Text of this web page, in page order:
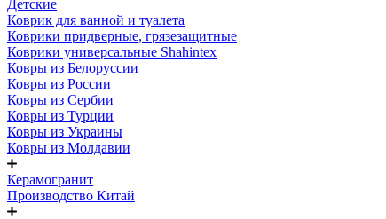
Детские
Коврик для ванной и туалета
Коврики придверные, грязезащитные
Коврики универсальные Shahintex
Ковры из Белоруссии
Ковры из России
Ковры из Сербии
Ковры из Турции
Ковры из Украины
Ковры из Молдавии
Керамогранит
Производство Китай